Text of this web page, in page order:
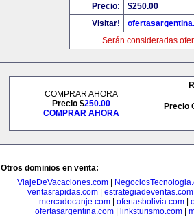
Precio:
$250.00
Visitar!
Serán consideradas
COMPRAR AHORA
Precio $250.00
COMPRAR AHORA
Precio
Otros dominios en venta:
ViajeDeVacaciones.com|
ventasrapidas.com
estrategiadeventas.com
mercadocanje.com
ofertasbolivia.com
ofertasargentina.com| linksturismo.com|